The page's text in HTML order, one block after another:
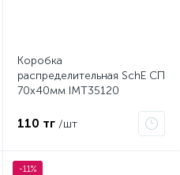
Коробка
распределительная SchE СП
70х40мм IMT35120
110 тг /шт
-11%